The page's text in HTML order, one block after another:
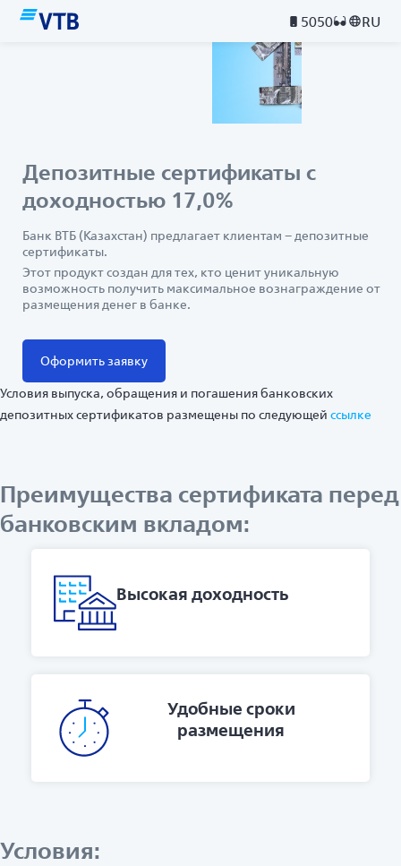
5050 RU
Депозитные сертификаты с
доходностью 17,0%
Банк ВТБ (Казахстан) предлагает клиентам – депозитные
сертификаты.
Этот продукт создан для тех, кто ценит уникальную
возможность получить максимальное вознаграждение от
размещения денег в банке.
Оформить заявку
Условия выпуска, обращения и погашения банковских
депозитных сертификатов размещены по следующей ссылке
Преимущества сертификата перед
банковским вкладом:
Высокая доходность
Удобные сроки
размещения
Условия: